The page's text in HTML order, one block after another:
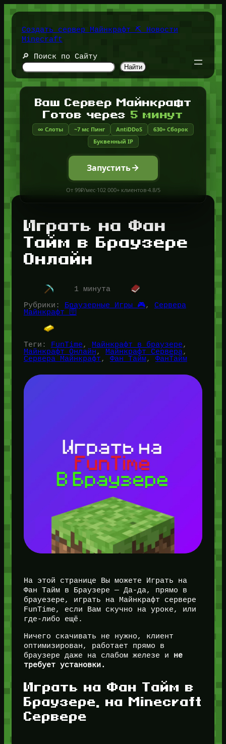
Перейти
содержимому
Создать сервер Майнкрафт ⛏️ Новости
Minecraft
🔎 Поиск по Сайту
Найти
Ваш Сервер Майнкрафт
Готов через 5 минут
∞ Слоты ~7 мс Пинг AntiDDoS
630+ Сборок
Буквенный IP
Запустить
От 99₽/мес·102 000+ клиентов·4.8/5
Играть на Фан
Тайм в Браузере
Онлайн
1 минута
Рубрики:
Браузерные Игры 🎮, Сервера
Майнкрафт 🛜
Теги: FunTime, Майнкрафт в браузере
Майнкрафт Онлайн, Майнкрафт Сервера
Сервера Майнкрафт, Фан Тайм, ФанТайм
На этой странице Вы можете Играть на
Фан Тайм в Браузере — Да-да, прямо в
брауезере, играть на Майнкрафт сервере
FunTime, если Вам скучно на уроке, или
где-либо ещё.
Ничего скачивать не нужно, клиент
оптимизирован, работает прямо в
браузере даже на слабом железе и не
требует установки.
Играть на Фан Тайм в
Браузере, на Minecraft
Сервере